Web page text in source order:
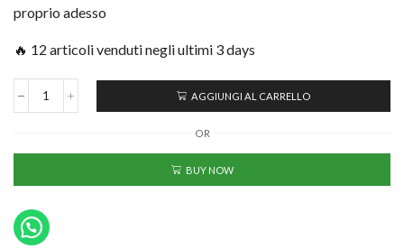
proprio adesso
🔥 12 articoli venduti negli ultimi 3 days
AGGIUNGI AL CARRELLO
OR
BUY NOW